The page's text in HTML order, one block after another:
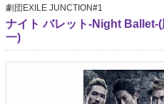
v
i
g
劇団EXILE JUNCTION#1
ナイト バレット-Night Ballet-
一)